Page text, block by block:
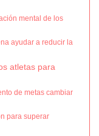
mental de los
ayudar a reducir la
atletas para
de metas cambiar
para superar